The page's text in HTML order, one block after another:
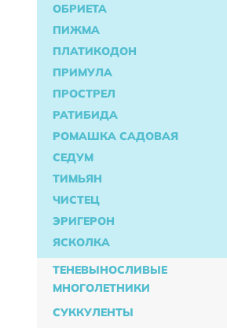
ОБРИЕТА
ПИЖМА
ПЛАТИКОДОН
ПРИМУЛА
ПРОСТРЕЛ
РАТИБИДА
РОМАШКА САДОВАЯ
СЕДУМ
ТИМЬЯН
ЧИСТЕЦ
ЭРИГЕРОН
ЯСКОЛКА
ТЕНЕВЫНОСЛИВЫЕ
МНОГОЛЕТНИКИ
СУККУЛЕНТЫ